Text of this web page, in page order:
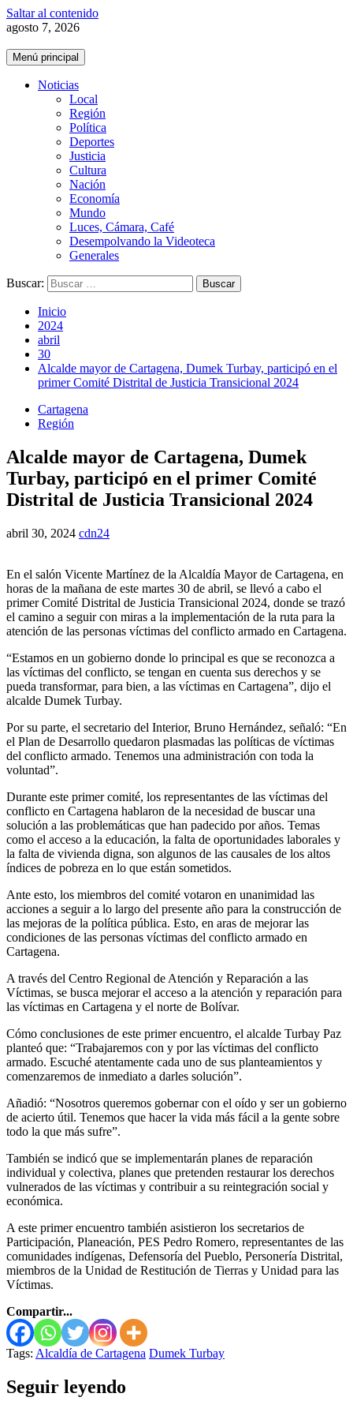
Saltar al contenido
agosto 7, 2026
Menú principal
Noticias
Local
Región
Política
Deportes
Justicia
Cultura
Nación
Economía
Mundo
Luces, Cámara, Café
Desempolvando la Videoteca
Generales
Buscar:
Inicio
2024
abril
30
Alcalde mayor de Cartagena, Dumek Turbay, participó en el
primer Comité Distrital de Justicia Transicional 2024
Cartagena
Región
Alcalde mayor de Cartagena, Dumek
Turbay, participó en el primer Comité
Distrital de Justicia Transicional 2024
abril 30, 2024 cdn24
En el salón Vicente Martínez de la Alcaldía Mayor de Cartagena, en
horas de la mañana de este martes 30 de abril, se llevó a cabo el
primer Comité Distrital de Justicia Transicional 2024, donde se trazó
el camino a seguir con miras a la implementación de la ruta para la
atención de las personas víctimas del conflicto armado en Cartagena.
“Estamos en un gobierno donde lo principal es que se reconozca a
las víctimas del conflicto, se tengan en cuenta sus derechos y se
pueda transformar, para bien, a las víctimas en Cartagena”, dijo el
alcalde Dumek Turbay.
Por su parte, el secretario del Interior, Bruno Hernández, señaló: “En
el Plan de Desarrollo quedaron plasmadas las políticas de víctimas
del conflicto armado. Tenemos una administración con toda la
voluntad”.
Durante este primer comité, los representantes de las víctimas del
conflicto en Cartagena hablaron de la necesidad de buscar una
solución a las problemáticas que han padecido por años. Temas
como el acceso a la educación, la falta de oportunidades laborales y
la falta de vivienda digna, son algunos de las causales de los altos
índices de pobreza en lo que están sometidos.
Ante esto, los miembros del comité votaron en unanimidad las
acciones a seguir a lo largo del presente año para la construcción de
las mejoras de la política pública. Esto, en aras de mejorar las
condiciones de las personas víctimas del conflicto armado en
Cartagena.
A través del Centro Regional de Atención y Reparación a las
Víctimas, se busca mejorar el acceso a la atención y reparación para
las víctimas en Cartagena y el norte de Bolívar.
Cómo conclusiones de este primer encuentro, el alcalde Turbay Paz
planteó que: “Trabajaremos con y por las víctimas del conflicto
armado. Escuché atentamente cada uno de sus planteamientos y
comenzaremos de inmediato a darles solución”.
Añadió: “Nosotros queremos gobernar con el oído y ser un gobierno
de acierto útil. Tenemos que hacer la vida más fácil a la gente sobre
todo la que más sufre”.
También se indicó que se implementarán planes de reparación
individual y colectiva, planes que pretenden restaurar los derechos
vulnerados de las víctimas y contribuir a su reintegración social y
económica.
A este primer encuentro también asistieron los secretarios de
Participación, Planeación, PES Pedro Romero, representantes de las
comunidades indígenas, Defensoría del Pueblo, Personería Distrital,
miembros de la Unidad de Restitución de Tierras y Unidad para las
Víctimas.
Compartir...
Tags: Alcaldía de Cartagena Dumek Turbay
Seguir leyendo